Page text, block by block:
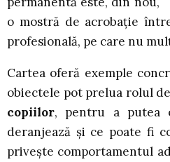
o mostră de acrobație
profesională, pe care nu
Cartea oferă exemple
obiectele pot prelua rolul de
copiilor, pentru a putea
deranjează și ce poate fi
privește comportamentul